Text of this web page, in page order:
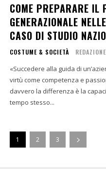
COME PREPARARE IL
GENERAZIONALE
CASO DI STUDIO
COSTUME & SOCIETÀ
«Succedere alla guida di
virtù come competenza e
davvero la differenza è la
tempo stesso...
1 2 3